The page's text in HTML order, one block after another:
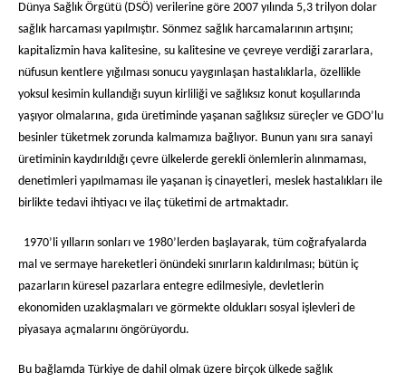
Dünya Sağlık Örgütü (DSÖ) verilerine göre 2007 yılında 5,3 trilyon dolar
sağlık harcaması yapılmıştır. Sönmez sağlık harcamalarının artışını;
kapitalizmin hava kalitesine, su kalitesine ve çevreye verdiği zararlara,
nüfusun kentlere yığılması sonucu yaygınlaşan hastalıklarla, özellikle
yoksul kesimin kullandığı suyun kirliliği ve sağlıksız konut koşullarında
yaşıyor olmalarına, gıda üretiminde yaşanan sağlıksız süreçler ve GDO’lu
besinler tüketmek zorunda kalmamıza bağlıyor. Bunun yanı sıra sanayi
üretiminin kaydırıldığı çevre ülkelerde gerekli önlemlerin alınmaması,
denetimleri yapılmaması ile yaşanan iş cinayetleri, meslek hastalıkları ile
birlikte tedavi ihtiyacı ve ilaç tüketimi de artmaktadır.
1970’li yılların sonları ve 1980’lerden başlayarak, tüm coğrafyalarda
mal ve sermaye hareketleri önündeki sınırların kaldırılması; bütün iç
pazarların küresel pazarlara entegre edilmesiyle, devletlerin
ekonomiden uzaklaşmaları ve görmekte oldukları sosyal işlevleri de
piyasaya açmalarını öngörüyordu.
Bu bağlamda Türkiye de dahil olmak üzere birçok ülkede sağlık